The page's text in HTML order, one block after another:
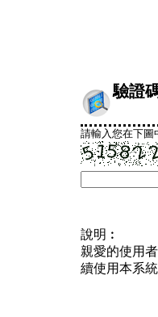
驗證
請輸入您在下圖
說明︰
親愛的使用
續使用本系